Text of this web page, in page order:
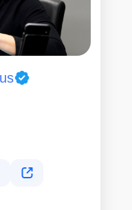
данных на
соответствии с
Федерации.
Asus TUF GAMING
10. Наши специалисты
необходимым вопросам,
курьерской